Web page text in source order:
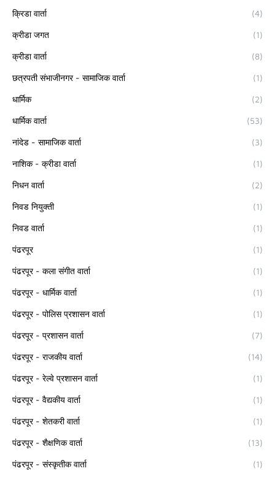
क्रिडा वार्ता (4)
क्रीडा जगत (1)
क्रीडा वार्ता (8)
छत्रपती संभाजीनगर - सामाजिक वार्ता (1)
धार्मिक (2)
धार्मिक वार्ता (53)
नांदेड - सामाजिक वार्ता (3)
नाशिक - क्रीडा वार्ता (1)
निधन वार्ता (2)
निवड नियुक्ती (1)
निवड वार्ता (1)
पंढरपूर (1)
पंढरपूर - कला संगीत वार्ता (1)
पंढरपूर - धार्मिक वार्ता (1)
पंढरपूर - पोलिस प्रशासन वार्ता (1)
पंढरपूर - प्रशासन वार्ता (7)
पंढरपूर - राजकीय वार्ता (14)
पंढरपूर - रेल्वे प्रशासन वार्ता (1)
पंढरपूर - वैद्यकीय वार्ता (1)
पंढरपूर - शेतकरी वार्ता (1)
पंढरपूर - शैक्षणिक वार्ता (13)
पंढरपूर - संस्कृतीक वार्ता (1)